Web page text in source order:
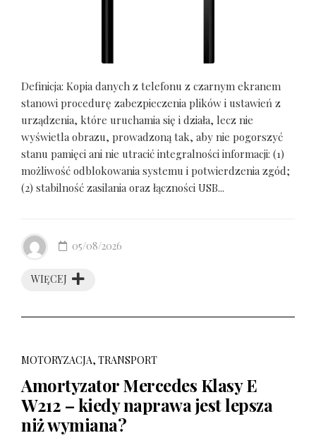
Definicja: Kopia danych z telefonu z czarnym ekranem
stanowi procedurę zabezpieczenia plików i ustawień z
urządzenia, które uruchamia się i działa, lecz nie
wyświetla obrazu, prowadzoną tak, aby nie pogorszyć
stanu pamięci ani nie utracić integralności informacji: (1)
możliwość odblokowania systemu i potwierdzenia zgód;
(2) stabilność zasilania oraz łączności USB...
WIĘCEJ
05/08/2026
MOTORYZACJA, TRANSPORT
Amortyzator Mercedes Klasy E
W212 – kiedy naprawa jest lepsza
niż wymiana?